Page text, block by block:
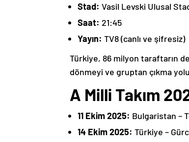
Stad: Vasil Levski Ulusal
Saat: 21:45
Yayın: TV8 (canlı ve şifresiz)
Türkiye, 86 milyon taraftarın
dönmeyi ve gruptan çıkma
A Milli Takım
11 Ekim 2025: Bulgaristan –
14 Ekim 2025: Türkiye –